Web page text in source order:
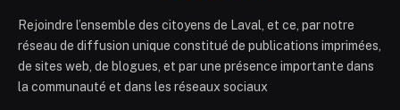
Rejoindre l’ensemble des citoyens de Laval, et ce, par notre
réseau de diffusion unique constitué de publications imprimées,
de sites web, de blogues, et par une présence importante dans
la communauté et dans les réseaux sociaux